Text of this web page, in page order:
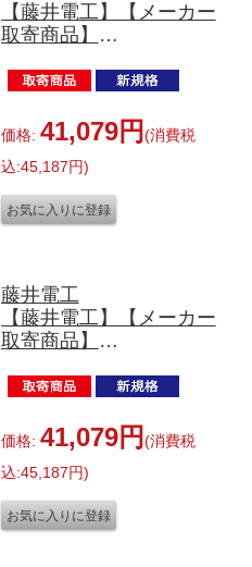
【藤井電工】【メーカー
取寄商品】
DG-M-2R23-JAN-BX
サイズ
価格: 41,079円 (消費税
込:45,187円)
藤井電工
【藤井電工】【メーカー
取寄商品】
DG-L-2R23-JAN-BX
トラ付 Lサイズ
価格: 41,079円 (消費税
込:45,187円)